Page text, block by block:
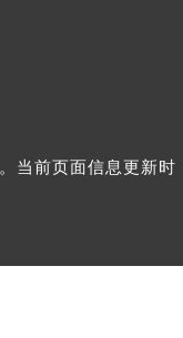
当前页面信息更新时